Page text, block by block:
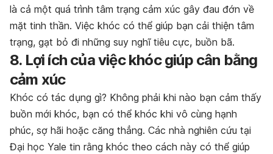
là cả một quá trình tâm trạng cảm xúc gây đau đớn về
mặt tinh thần. Việc khóc có thể giúp bạn cải thiện tâm
trạng, gạt bỏ đi những suy nghĩ tiêu cực, buồn bã.
8. Lợi ích của việc khóc giúp cân bằng
cảm xúc
Khóc có tác dụng gì? Không phải khi nào bạn cảm thấy
buồn mới khóc, bạn có thể khóc khi vô cùng hạnh
phúc, sợ hãi hoặc căng thẳng. Các nhà nghiên cứu tại
Đại học Yale tin rằng khóc theo cách này có thể giúp